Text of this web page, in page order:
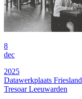
8
dec
2025
Datawerkplaats Friesland
Tresoar Leeuwarden